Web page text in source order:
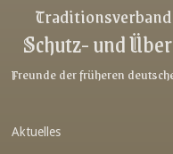
Link-v-z
Link-v-z
Link-v-z
Schutz- und
Freunde der früheren
Aktuelles